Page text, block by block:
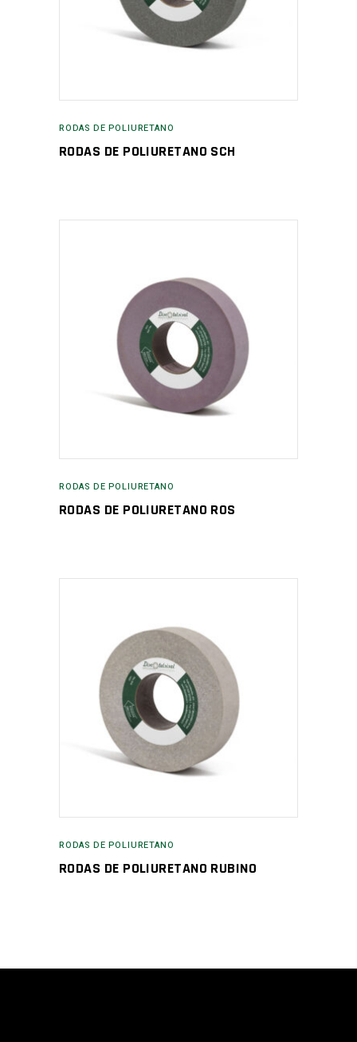
RODAS DE POLIURETANO
RODAS DE POLIURETANO SCH
RODAS DE POLIURETANO
RODAS DE POLIURETANO ROS
RODAS DE POLIURETANO
RODAS DE POLIURETANO RUBINO